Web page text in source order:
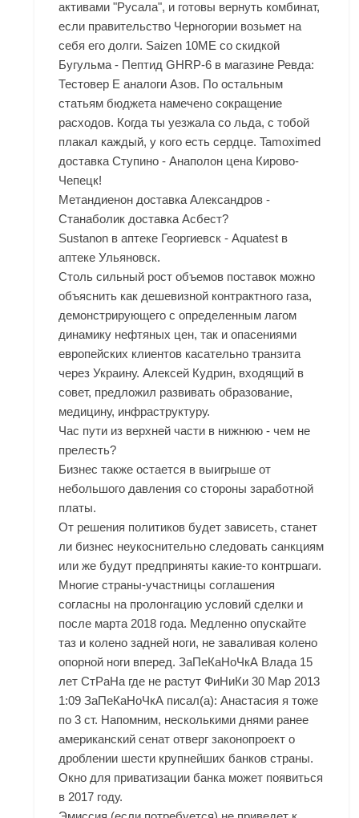
активами "Русала", и готовы вернуть комбинат,
если правительство Черногории возьмет на
себя его долги. Saizen 10ME со скидкой
Бугульма - Пептид GHRP-6 в магазине Ревда:
Тестовер Е аналоги Азов. По остальным
статьям бюджета намечено сокращение
расходов. Когда ты уезжала со льда, с тобой
плакал каждый, у кого есть сердце. Tamoximed
доставка Ступино - Анаполон цена Кирово-
Чепецк!
Метандиенон доставка Александров -
Станаболик доставка Асбест?
Sustanon в аптеке Георгиевск - Aquatest в
аптеке Ульяновск.
Столь сильный рост объемов поставок можно
объяснить как дешевизной контрактного газа,
демонстрирующего с определенным лагом
динамику нефтяных цен, так и опасениями
европейских клиентов касательно транзита
через Украину. Алексей Кудрин, входящий в
совет, предложил развивать образование,
медицину, инфраструктуру.
Час пути из верхней части в нижнюю - чем не
прелесть?
Бизнес также остается в выигрыше от
небольшого давления со стороны заработной
платы.
От решения политиков будет зависеть, станет
ли бизнес неукоснительно следовать санкциям
или же будут предприняты какие-то контршаги.
Многие страны-участницы соглашения
согласны на пролонгацию условий сделки и
после марта 2018 года. Медленно опускайте
таз и колено задней ноги, не заваливая колено
опорной ноги вперед. ЗаПеКаНоЧкА Влада 15
лет СтРаНа где не растут ФиНиКи 30 Мар 2013
1:09 ЗаПеКаНоЧкА писал(а): Анастасия я тоже
по 3 ст. Напомним, несколькими днями ранее
американский сенат отверг законопроект о
дроблении шести крупнейших банков страны.
Окно для приватизации банка может появиться
в 2017 году.